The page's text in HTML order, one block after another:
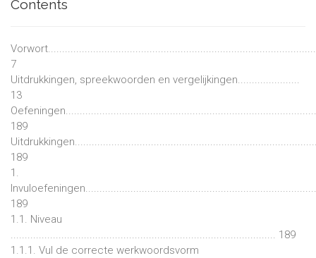
Contents
7
Uitdrukkingen, spreekwoorden en vergelijkingen......................
13
189
189
1.
189
1.1. Niveau
.............................................................................................. 189
1.1.1. Vul de correcte werkwoordsvorm